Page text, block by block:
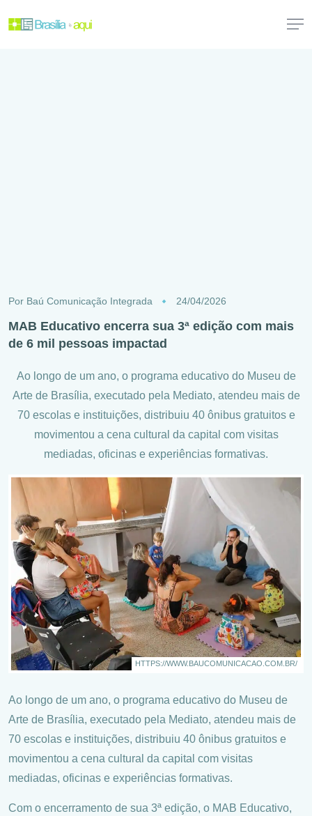
Por Baú Comunicação Integrada 24/04/2026
MAB Educativo encerra sua 3ª edição com mais
de 6 mil pessoas impactad
Ao longo de um ano, o programa educativo do Museu de
Arte de Brasília, executado pela Mediato, atendeu mais de
70 escolas e instituições, distribuiu 40 ônibus gratuitos e
movimentou a cena cultural da capital com visitas
mediadas, oficinas e experiências formativas.
HTTPS://WWW.BAUCOMUNICACAO.COM.BR/
Ao longo de um ano, o programa educativo do Museu de
Arte de Brasília, executado pela Mediato, atendeu mais de
70 escolas e instituições, distribuiu 40 ônibus gratuitos e
movimentou a cena cultural da capital com visitas
mediadas, oficinas e experiências formativas.
Com o encerramento de sua 3ª edição, o MAB Educativo,